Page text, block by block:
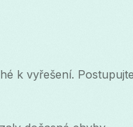
k vyřešení.